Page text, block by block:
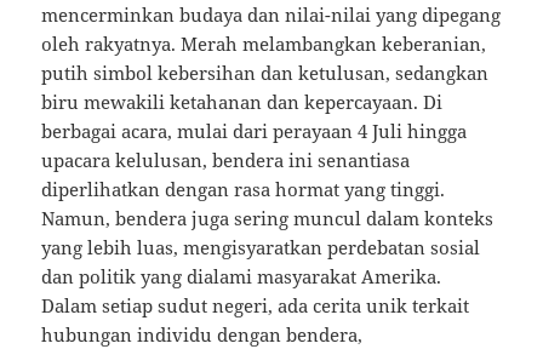
mencerminkan budaya dan nilai-nilai yang dipegang
oleh rakyatnya. Merah melambangkan keberanian,
putih simbol kebersihan dan ketulusan, sedangkan
biru mewakili ketahanan dan kepercayaan. Di
berbagai acara, mulai dari perayaan 4 Juli hingga
upacara kelulusan, bendera ini senantiasa
diperlihatkan dengan rasa hormat yang tinggi.
Namun, bendera juga sering muncul dalam konteks
yang lebih luas, mengisyaratkan perdebatan sosial
dan politik yang dialami masyarakat Amerika.
Dalam setiap sudut negeri, ada cerita unik terkait
hubungan individu dengan bendera,